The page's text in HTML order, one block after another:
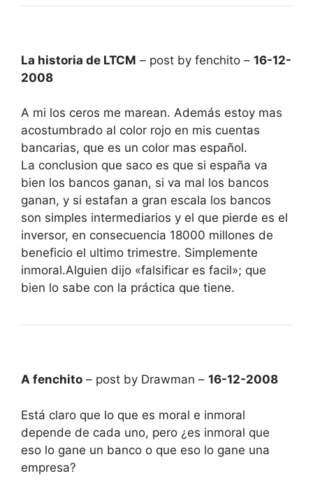
La historia de LTCM – post by fenchito – 16-12-
2008
A mi los ceros me marean. Además estoy mas
acostumbrado al color rojo en mis cuentas
bancarias, que es un color mas español.
La conclusion que saco es que si españa va
bien los bancos ganan, si va mal los bancos
ganan, y si estafan a gran escala los bancos
son simples intermediarios y el que pierde es el
inversor, en consecuencia 18000 millones de
beneficio el ultimo trimestre. Simplemente
inmoral.Alguien dijo «falsificar es facil»; que
bien lo sabe con la práctica que tiene.
A fenchito – post by Drawman – 16-12-2008
Está claro que lo que es moral e inmoral
depende de cada uno, pero ¿es inmoral que
eso lo gane un banco o que eso lo gane una
empresa?